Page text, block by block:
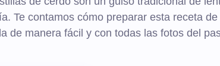
Te contamos cómo preparar esta receta
de manera fácil y con todas las fotos del